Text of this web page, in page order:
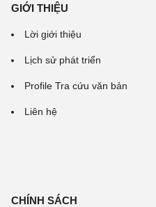
GIỚI THIỆU
Lời giới thiệu
Lịch sử phát triển
Profile Tra cứu văn bản
Liên hệ
CHÍNH SÁCH